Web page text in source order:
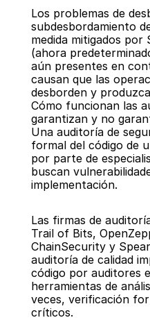
Los problemas de
subdesbordamiento
medida mitigados
(ahora
aún presentes en
causan que las
desborden y
Cómo funcionan las
garantizan y no
Una auditoría de
formal del código de
por parte de
buscan
implementación.
Las firmas de
Trail of Bits,
ChainSecurity y
auditoría de calidad
código por auditores
herramientas de
veces, verificación
críticos.